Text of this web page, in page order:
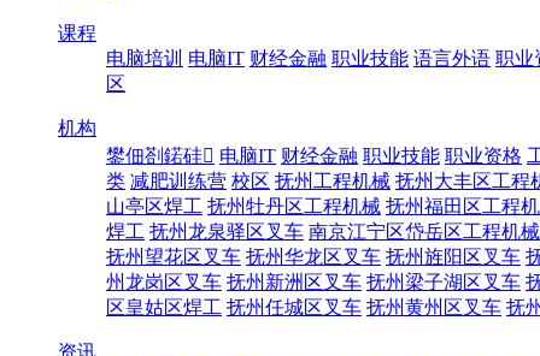
课程
电脑培训 电脑IT 财经金融 职业技能 语言外语 职业
区
机构
鐢佃剳鍩硅 电脑IT 财经金融 职业技能 职业资格
类 减肥训练营 校区 抚州工程机械 抚州大丰区工程
山亭区焊工 抚州牡丹区工程机械 抚州福田区工程
焊工 抚州龙泉驿区叉车 南京江宁区岱岳区工程机械
抚州望花区叉车 抚州华龙区叉车 抚州旌阳区叉车
州龙岗区叉车 抚州新洲区叉车 抚州梁子湖区叉车
区皇姑区焊工 抚州任城区叉车 抚州黄州区叉车 抚
资讯